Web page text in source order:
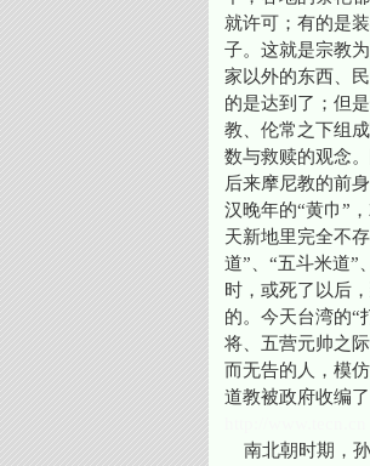
就许可；有的是
子。这就是宗教
家以外的东西、
的是达到了；但
教、伦常之下组
数与救赎的观念
后来摩尼教的前
汉晚年的“黄巾”
天新地里完全不
道”、“五斗米道”
时，或死了以后
的。今天台湾的“
将、五营元帅之
而无告的人，模
道教被政府收编
南北朝时期，孙